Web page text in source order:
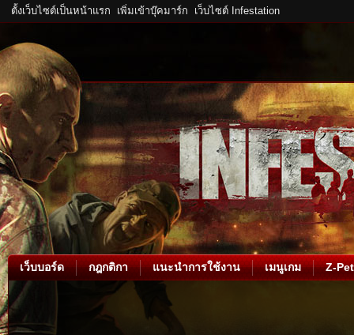
ตั้งเว็บไซต์เป็นหน้าแรก เพิ่มเข้าบุ๊คมาร์ก เว็บไซต์ Infestation
เว็บบอร์ด กฎกติกา แนะนำการใช้งาน เมนูเกม Z-Pet